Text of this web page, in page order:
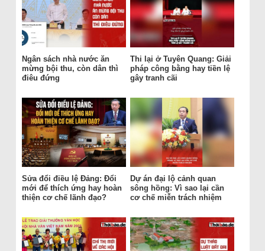
Ngân sách nhà nước ăn
mừng bội thu, còn dân thì
điêu đứng
Thi lại ở Tuyên Quang: Giải
pháp công bằng hay tiền lệ
gây tranh cãi
Sửa đổi điều lệ Đảng: Đổi
mới để thích ứng hay hoàn
thiện cơ chế lãnh đạo?
Dự án đại lộ cảnh quan
sông hồng: Vì sao lại cần
cơ chế miễn trách nhiệm